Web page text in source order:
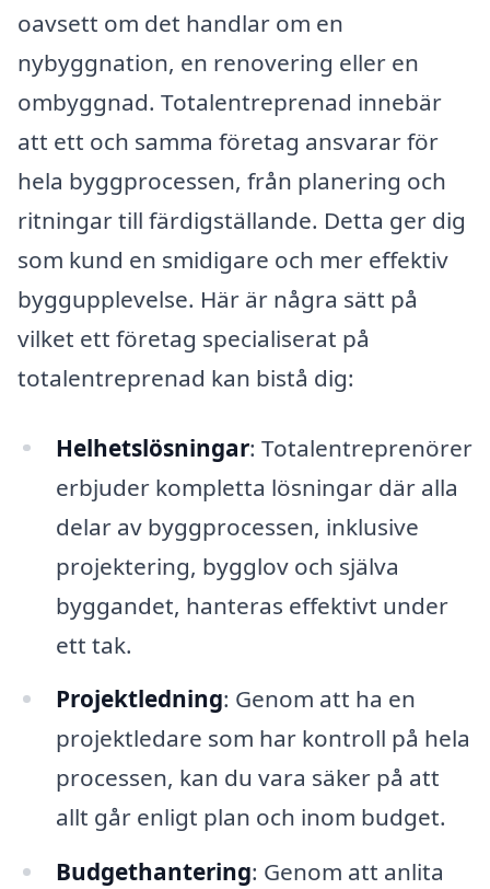
oavsett om det handlar om en
nybyggnation, en renovering eller en
ombyggnad. Totalentreprenad innebär
att ett och samma företag ansvarar för
hela byggprocessen, från planering och
ritningar till färdigställande. Detta ger dig
som kund en smidigare och mer effektiv
byggupplevelse. Här är några sätt på
vilket ett företag specialiserat på
totalentreprenad kan bistå dig:
Helhetslösningar: Totalentreprenörer
erbjuder kompletta lösningar där alla
delar av byggprocessen, inklusive
projektering, bygglov och själva
byggandet, hanteras effektivt under
ett tak.
Projektledning: Genom att ha en
projektledare som har kontroll på hela
processen, kan du vara säker på att
allt går enligt plan och inom budget.
Budgethantering: Genom att anlita